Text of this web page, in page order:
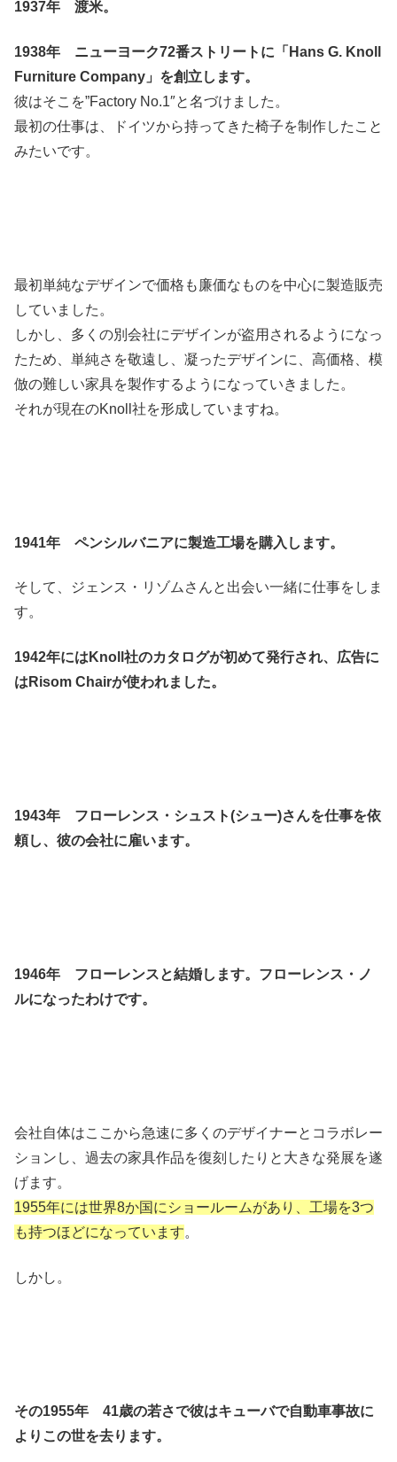
1937年 渡米。
1938年 ニューヨーク72番ストリートに「Hans G. Knoll
Furniture Company」を創立します。
彼はそこを”Factory No.1″と名づけました。
最初の仕事は、ドイツから持ってきた椅子を制作したこと
みたいです。
最初単純なデザインで価格も廉価なものを中心に製造販売
していました。
しかし、多くの別会社にデザインが盗用されるようになっ
たため、単純さを敬遠し、凝ったデザインに、高価格、模
倣の難しい家具を製作するようになっていきました。
それが現在のKnoll社を形成していますね。
1941年 ペンシルバニアに製造工場を購入します。
そして、ジェンス・リゾムさんと出会い一緒に仕事をしま
す。
1942年にはKnoll社のカタログが初めて発行され、広告に
はRisom Chairが使われました。
1943年 フローレンス・シュスト(シュー)さんを仕事を依
頼し、彼の会社に雇います。
1946年 フローレンスと結婚します。フローレンス・ノ
ルになったわけです。
会社自体はここから急速に多くのデザイナーとコラボレー
ションし、過去の家具作品を復刻したりと大きな発展を遂
げます。
1955年には世界8か国にショールームがあり、工場を3つ
も持つほどになっています。
しかし。
その1955年 41歳の若さで彼はキューバで自動車事故に
よりこの世を去ります。